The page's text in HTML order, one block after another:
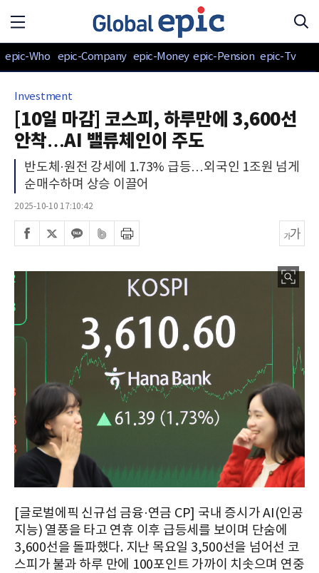
epic-Who epic-Company epic-Money epic-Pension epic-Tv
Investment
[10일 마감] 코스피, 하루만에 3,600선
안착…AI 밸류체인이 주도
반도체·원전 강세에 1.73% 급등…외국인 1조원 넘게
순매수하며 상승 이끌어
2025-10-10 17:10:42
[글로벌에픽 신규섭 금융·연금 CP] 국내 증시가 AI(인공
지능) 열풍을 타고 연휴 이후 급등세를 보이며 단숨에
3,600선을 돌파했다. 지난 목요일 3,500선을 넘어선 코
스피가 불과 하루 만에 100포인트 가까이 치솟으며 연중